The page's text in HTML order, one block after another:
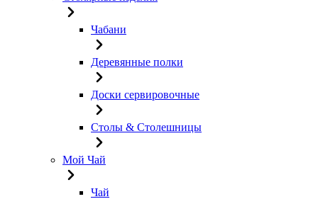
Чабани
Деревянные полки
Доски сервировочные
Столы & Столешницы
Мой Чай
Чай